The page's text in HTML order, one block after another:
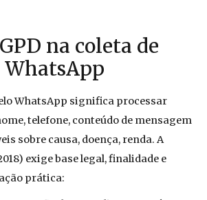
na coleta de
WhatsApp
WhatsApp significa processar
telefone, conteúdo de mensagem
sobre causa, doença, renda. A
exige base legal, finalidade e
prática: